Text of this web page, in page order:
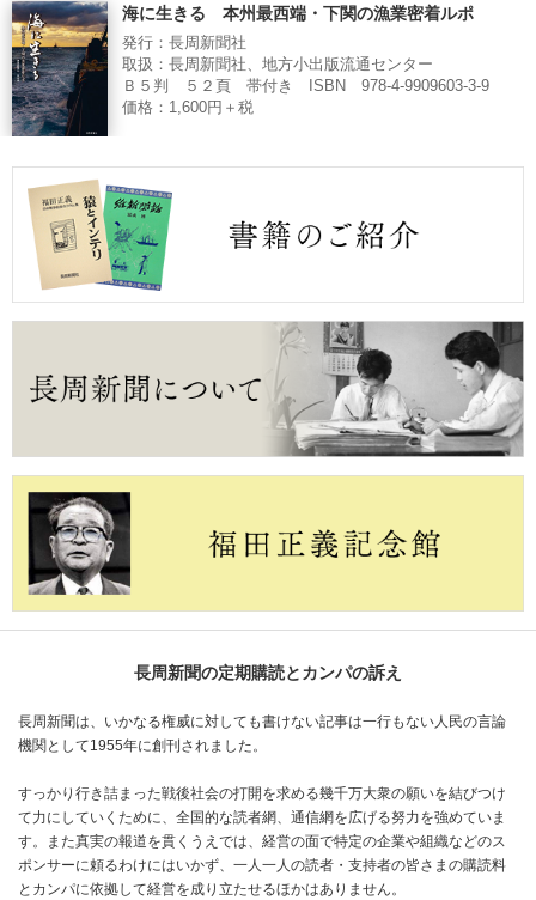
海に生きる 本州最西端・下関の漁業密着ルポ
発行：長周新聞社
取扱：長周新聞社、地方小出版流通センター
Ｂ５判 ５２頁 帯付き ISBN 978-4-9909603-3-9
価格：1,600円＋税
長周新聞の定期購読とカンパの訴え
長周新聞は、いかなる権威に対しても書けない記事は一行もない人民の言論
機関として1955年に創刊されました。
すっかり行き詰まった戦後社会の打開を求める幾千万大衆の願いを結びつけ
て力にしていくために、全国的な読者網、通信網を広げる努力を強めていま
す。また真実の報道を貫くうえでは、経営の面で特定の企業や組織などのス
ポンサーに頼るわけにはいかず、一人一人の読者・支持者の皆さまの購読料
とカンパに依拠して経営を成り立たせるほかはありません。